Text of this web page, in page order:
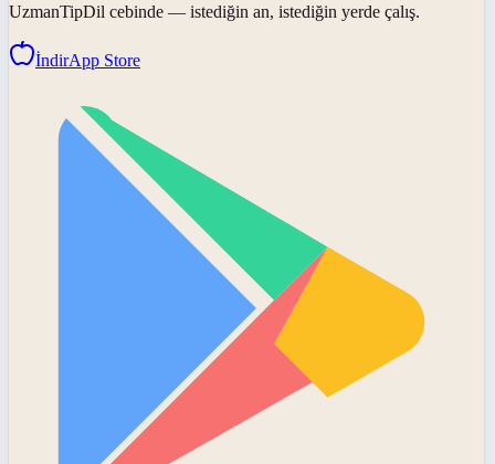
UzmanTipDil cebinde — istediğin an, istediğin yerde çalış.
İndirApp Store